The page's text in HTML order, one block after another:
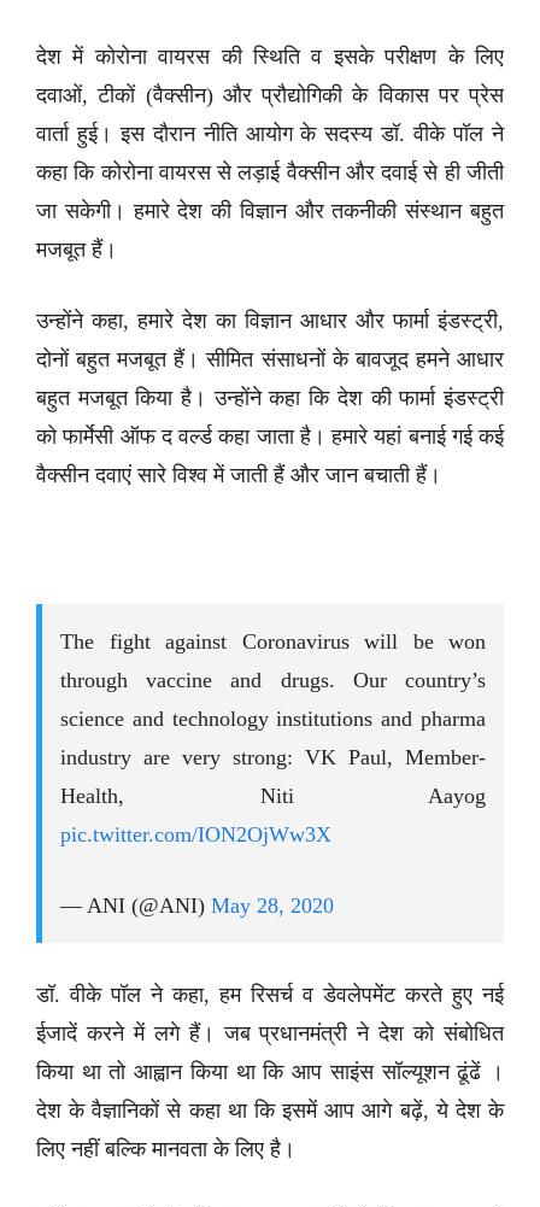
देश में कोरोना वायरस की स्थिति व इसके परीक्षण के लिए
दवाओं, टीकों (वैक्सीन) और प्रौद्योगिकी के विकास पर प्रेस
वार्ता हुई। इस दौरान नीति आयोग के सदस्य डॉ. वीके पॉल ने
कहा कि कोरोना वायरस से लड़ाई वैक्सीन और दवाई से ही जीती
जा सकेगी। हमारे देश की विज्ञान और तकनीकी संस्थान बहुत
मजबूत हैं।
उन्होंने कहा, हमारे देश का विज्ञान आधार और फार्मा इंडस्ट्री,
दोनों बहुत मजबूत हैं। सीमित संसाधनों के बावजूद हमने आधार
बहुत मजबूत किया है। उन्होंने कहा कि देश की फार्मा इंडस्ट्री
को फार्मेसी ऑफ द वर्ल्ड कहा जाता है। हमारे यहां बनाई गई कई
वैक्सीन दवाएं सारे विश्व में जाती हैं और जान बचाती हैं।
The fight against Coronavirus will be won
through vaccine and drugs. Our country’s
science and technology institutions and pharma
industry are very strong: VK Paul, Member-
Health, Niti Aayog
pic.twitter.com/ION2OjWw3X
— ANI (@ANI) May 28, 2020
डॉ. वीके पॉल ने कहा, हम रिसर्च व डेवलेपमेंट करते हुए नई
ईजादें करने में लगे हैं। जब प्रधानमंत्री ने देश को संबोधित
किया था तो आह्वान किया था कि आप साइंस सॉल्यूशन ढूंढें ।
देश के वैज्ञानिकों से कहा था कि इसमें आप आगे बढ़ें, ये देश के
लिए नहीं बल्कि मानवता के लिए है।